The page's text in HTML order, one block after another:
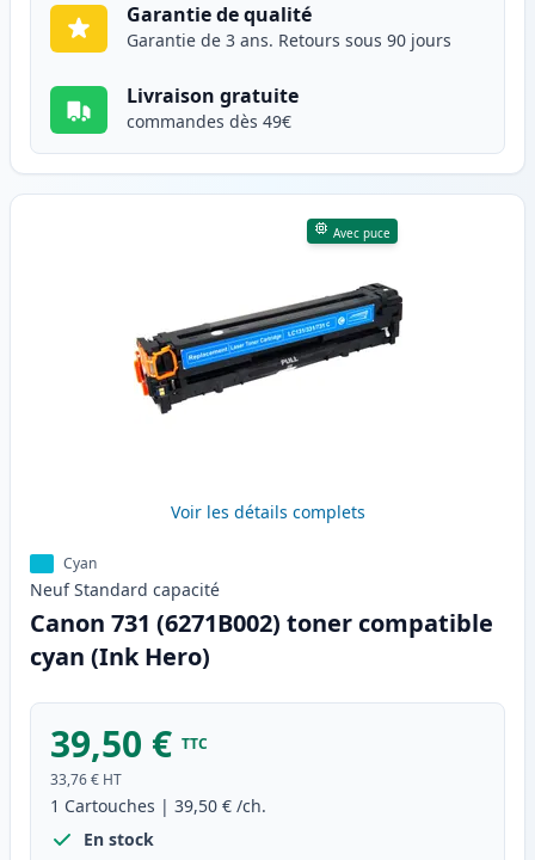
Garantie de qualité
Garantie de 3 ans. Retours sous 90 jours
Livraison gratuite
commandes dès 49€
Avec puce
Voir les détails complets
Cyan
Neuf Standard capacité
Canon 731 (6271B002) toner compatible
cyan (Ink Hero)
39,50 € TTC
33,76 € HT
1 Cartouches | 39,50 € /ch.
En stock